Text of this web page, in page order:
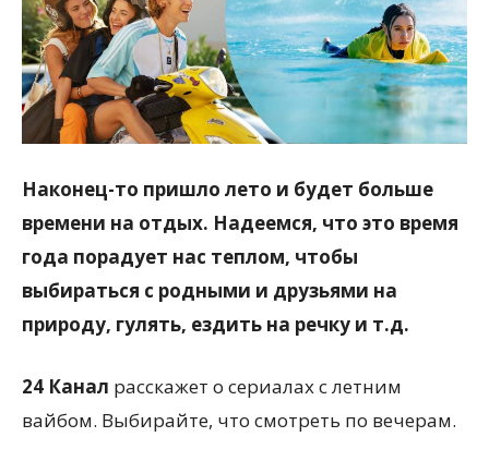
обо
Наконец-то пришло лето и будет больше
времени на отдых. Надеемся, что это время
года порадует нас теплом, чтобы
выбираться с родными и друзьями на
природу, гулять, ездить на речку и т.д.
24 Канал расскажет о сериалах с летним
вайбом. Выбирайте, что смотреть по вечерам.